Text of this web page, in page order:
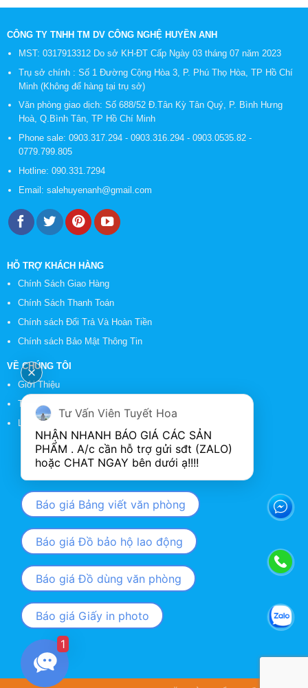
CÔNG TY TNHH TM DV CÔNG NGHỆ HUYỀN ANH
MST: 0317913312 Do sở KH-ĐT Cấp Ngày 03 tháng 07 năm 2023
Trụ sở chính : Số 1 Đường Cộng Hòa 3, P. Phú Thọ Hòa, TP Hồ Chí
Minh (Không để hàng tại trụ sở)
Văn phòng giao dịch: Số 688/52 Đ.Tân Kỳ Tân Quý, P. Bình Hưng
Hoà, Q.Bình Tân, TP Hồ Chí Minh
Phone sale: 0903.317.294 - 0903.316.294 - 0903.0535.82 -
0779.799.805
Hotline: 090.331.7294
Email: salehuyenanh@gmail.com
HỖ TRỢ KHÁCH HÀNG
Chính Sách Giao Hàng
Chính Sách Thanh Toán
Chính sách Đổi Trả Và Hoàn Tiền
Chính sách Bảo Mật Thông Tin
VỀ CHÚNG TÔI
Giới Thiệu
Tin Tức
Liên Hệ
Tư Vấn Viên Tuyết Hoa
NHẬN NHANH BÁO GIÁ CÁC SẢN
PHẨM . A/c cần hỗ trợ gửi sđt (ZALO)
Báo giá Bảng viết văn phòng
Báo giá Đồ bảo hộ lao động
Báo giá Đồ dùng văn phòng
Báo giá Giấy in photo
1